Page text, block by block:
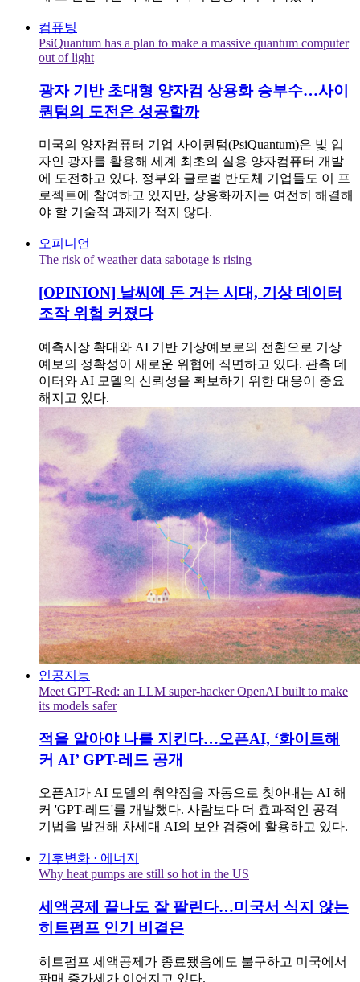
컴퓨팅
PsiQuantum has a plan to make a massive quantum computer
out of light
광자 기반 초대형 양자컴 상용화 승부수…사이
퀀텀의 도전은 성공할까
미국의 양자컴퓨터 기업 사이퀀텀(PsiQuantum)은 빛 입
자인 광자를 활용해 세계 최초의 실용 양자컴퓨터 개발
에 도전하고 있다. 정부와 글로벌 반도체 기업들도 이 프
로젝트에 참여하고 있지만, 상용화까지는 여전히 해결해
야 할 기술적 과제가 적지 않다.
오피니언
The risk of weather data sabotage is rising
[OPINION] 날씨에 돈 거는 시대, 기상 데이터
조작 위험 커졌다
예측시장 확대와 AI 기반 기상예보로의 전환으로 기상
예보의 정확성이 새로운 위협에 직면하고 있다. 관측 데
이터와 AI 모델의 신뢰성을 확보하기 위한 대응이 중요
해지고 있다.
인공지능
Meet GPT-Red: an LLM super-hacker OpenAI built to make
its models safer
적을 알아야 나를 지킨다…오픈AI, ‘화이트해
커 AI’ GPT-레드 공개
오픈AI가 AI 모델의 취약점을 자동으로 찾아내는 AI 해
커 'GPT-레드'를 개발했다. 사람보다 더 효과적인 공격
기법을 발견해 차세대 AI의 보안 검증에 활용하고 있다.
기후변화 · 에너지
Why heat pumps are still so hot in the US
세액공제 끝나도 잘 팔린다…미국서 식지 않는
히트펌프 인기 비결은
히트펌프 세액공제가 종료됐음에도 불구하고 미국에서
판매 증가세가 이어지고 있다.